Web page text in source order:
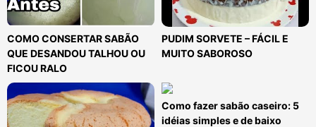
COMO CONSERTAR SABÃO
QUE DESANDOU TALHOU OU
FICOU RALO
PUDIM SORVETE – FÁCIL E
MUITO SABOROSO
Como fazer sabão caseiro: 5
idéias simples e de baixo